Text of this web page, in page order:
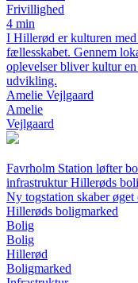
Frivillighed
4 min
I Hillerød er kulturen
fællesskabet. Gennem
oplevelser bliver kultur
udvikling.
Amelie Vejlgaard
Amelie
Vejlgaard
Favrholm Station løfter
infrastruktur Hillerøds
Ny togstation skaber
Hillerøds boligmarked
Bolig
Bolig
Hillerød
Boligmarked